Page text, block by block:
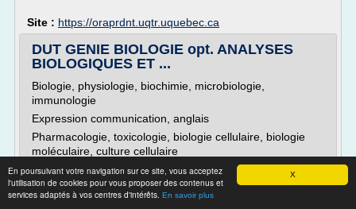
X
En poursuivant votre navigation sur ce site, vous acceptez
l'utilisation de cookies pour vous proposer des contenus et
services adaptés à vos centres d'intérêts. En savoir plus
Site : https://oraprdnt.uqtr.uquebec.ca
DUT GENIE BIOLOGIE opt. ANALYSES
BIOLOGIQUES ET ...
Biologie, physiologie, biochimie, microbiologie,
immunologie
Expression communication, anglais
Pharmacologie, toxicologie, biologie cellulaire, biologie
moléculaire, culture cellulaire
Bactériologie, mycologie, immunologie, virologie,
hématologie, parasitologie
Expression communication, anglais